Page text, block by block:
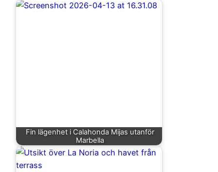
Fin lägenhet i Calahonda Mijas utanför
Marbella